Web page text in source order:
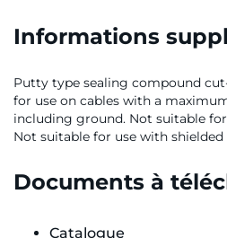
Informations
Putty type sealing compound
for use on cables with a
including ground. Not suitable
Not suitable for use with shielded
Documents à
Catalogue